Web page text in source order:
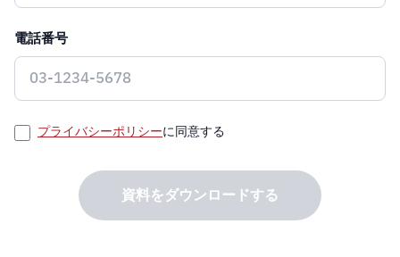
電話番号
プライバシーポリシーに同意する
資料をダウンロードする